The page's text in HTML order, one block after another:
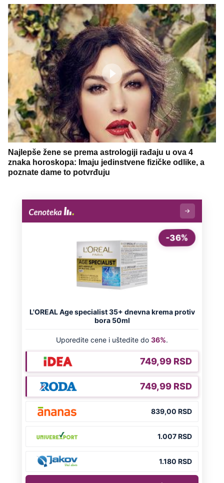
Najlepše žene se prema astrologiji rađaju u ova 4
znaka horoskopa: Imaju jedinstvene fizičke odlike, a
poznate dame to potvrđuju